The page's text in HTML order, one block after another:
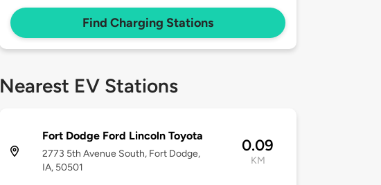
Find Charging Stations
Nearest EV Stations
Fort Dodge Ford Lincoln Toyota
2773 5th Avenue South, Fort Dodge,
IA, 50501
0.09
KM